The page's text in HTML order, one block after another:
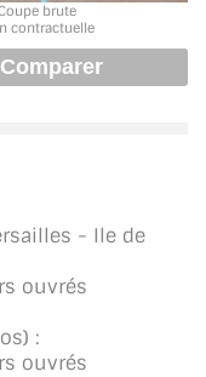
brute
contractuelle
- Ile de
ouvrés
:
ouvrés